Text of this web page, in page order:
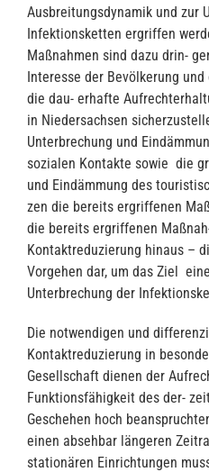
Ausbreitungsdynamik und zur
Infektionsketten ergriffen
Maßnahmen sind dazu drin-
Interesse der Bevölkerung
die dau- erhafte
in Niedersachsen
Unterbrechung und
sozialen Kontakte sowie die
und Eindämmung des
zen die bereits ergriffenen
die bereits ergriffenen
Kontaktreduzierung hinaus –
Vorgehen dar, um das Ziel
Unterbrechung der
Die notwendigen und
Kontaktreduzierung in
Gesellschaft dienen der
Funktionsfähigkeit des der-
Geschehen hoch
einen absehbar längeren
stationären Einrichtungen